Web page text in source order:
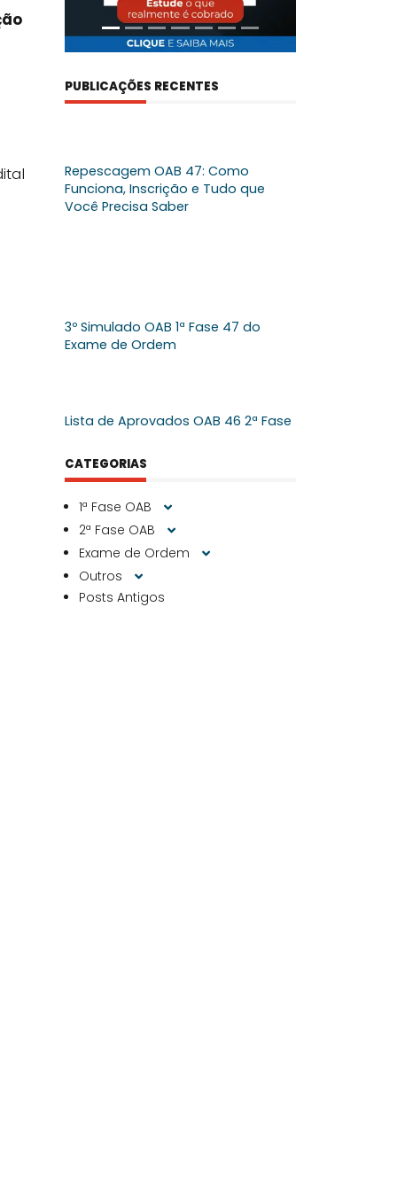
PUBLICAÇÕES RECENTES
Repescagem OAB 47: Como
Funciona, Inscrição e Tudo que
Você Precisa Saber
3º Simulado OAB 1ª Fase 47 do
Exame de Ordem
Lista de Aprovados OAB 46 2ª Fase
CATEGORIAS
1ª Fase OAB
2ª Fase OAB
Exame de Ordem
Outros
Posts Antigos